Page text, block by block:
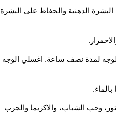
الدهنية والحفاظ على البشرة
لمدة نصف ساعة. اغسلي الوجه
وحب الشباب، والاكزيما والجرب